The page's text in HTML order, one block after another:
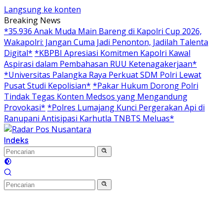
Langsung ke konten
Breaking News
*35.936 Anak Muda Main Bareng di Kapolri Cup 2026,
Wakapolri: Jangan Cuma Jadi Penonton, Jadilah Talenta
Digital* *KBPBI Apresiasi Komitmen Kapolri Kawal
Aspirasi dalam Pembahasan RUU Ketenagakerjaan*
*Universitas Palangka Raya Perkuat SDM Polri Lewat
Pusat Studi Kepolisian* *Pakar Hukum Dorong Polri
Tindak Tegas Konten Medsos yang Mengandung
Provokasi* *Polres Lumajang Kunci Pergerakan Api di
Ranupani Antisipasi Karhutla TNBTS Meluas*
Indeks